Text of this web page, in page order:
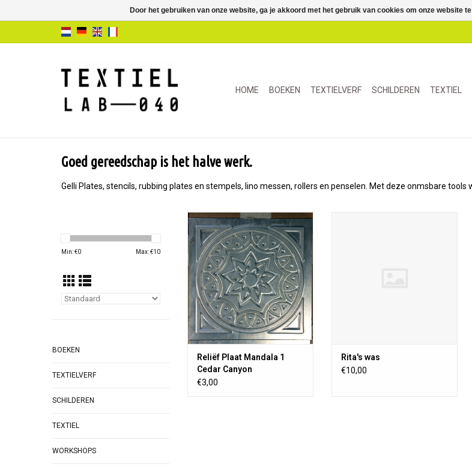
HOME BOEKEN TEXTIELVERF SCHILDEREN TEXTIEL
Goed gereedschap is het halve werk.
Gelli Plates, stencils, rubbing plates en stempels, lino messen, rollers en penselen. Met deze onmsbare
Min: €0 Max: €10
BOEKEN
TEXTIELVERF
SCHILDEREN
TEXTIEL
WORKSHOPS
Reliëf Plaat Mandala 1 Cedar
Canyon
Reliëf Plaat Mandala 1
Cedar Canyon
€3,00
Rita's was
€10,00
Door het gebruiken van onze website, ga je akkoord met het gebruik van cookies om onze website